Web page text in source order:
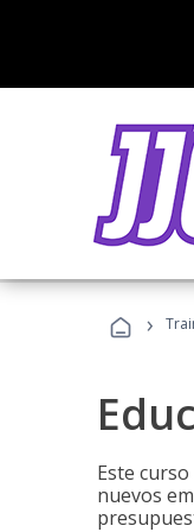
›
Este
nuevos